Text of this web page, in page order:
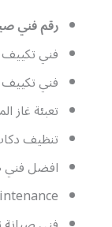
رقم فني
فني
فني
تعبئة غاز
تنظيف
افضل فني